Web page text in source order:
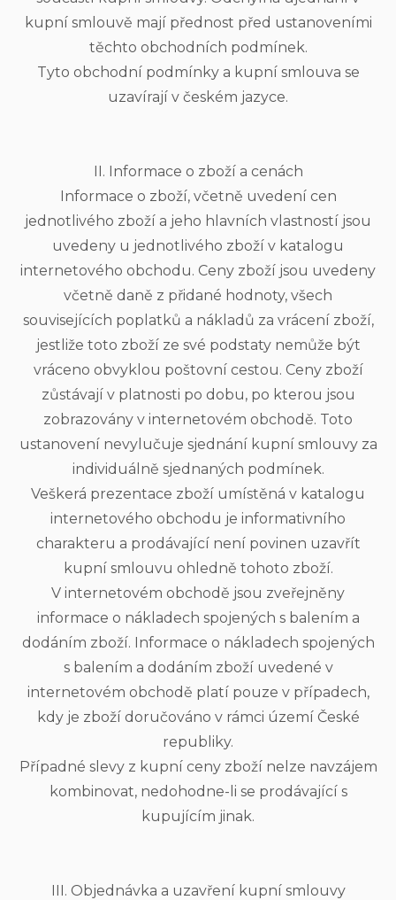
kupní smlouvě mají přednost před ustanoveními
těchto obchodních podmínek.
Tyto obchodní podmínky a kupní smlouva se
uzavírají v českém jazyce.
II. Informace o zboží a cenách
Informace o zboží, včetně uvedení cen
jednotlivého zboží a jeho hlavních vlastností jsou
uvedeny u jednotlivého zboží v katalogu
internetového obchodu. Ceny zboží jsou uvedeny
včetně daně z přidané hodnoty, všech
souvisejících poplatků a nákladů za vrácení zboží,
jestliže toto zboží ze své podstaty nemůže být
vráceno obvyklou poštovní cestou. Ceny zboží
zůstávají v platnosti po dobu, po kterou jsou
zobrazovány v internetovém obchodě. Toto
ustanovení nevylučuje sjednání kupní smlouvy za
individuálně sjednaných podmínek.
Veškerá prezentace zboží umístěná v katalogu
internetového obchodu je informativního
charakteru a prodávající není povinen uzavřít
kupní smlouvu ohledně tohoto zboží.
V internetovém obchodě jsou zveřejněny
informace o nákladech spojených s balením a
dodáním zboží. Informace o nákladech spojených
s balením a dodáním zboží uvedené v
internetovém obchodě platí pouze v případech,
kdy je zboží doručováno v rámci území České
republiky.
Případné slevy z kupní ceny zboží nelze navzájem
kombinovat, nedohodne-li se prodávající s
kupujícím jinak.
III. Objednávka a uzavření kupní smlouvy